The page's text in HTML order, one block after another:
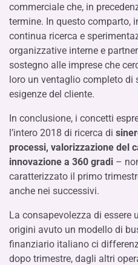
commerciale che, in
termine. In questo comparto,
continua ricerca e
organizzative interne e
sostegno alle imprese che
loro un ventaglio completo di
esigenze del cliente.
In conclusione, i concetti
l’intero 2018 di ricerca di
processi, valorizzazione del
innovazione a 360 gradi –
caratterizzato il primo
anche nei successivi.
La consapevolezza di essere
origini avuto un modello di
finanziario italiano ci
dopo trimestre, dagli altri